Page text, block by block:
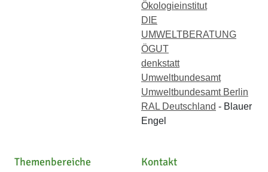
Ökologieinstitut
DIE
UMWELTBERATUNG
ÖGUT
denkstatt
Umweltbundesamt
Umweltbundesamt Berlin
RAL Deutschland - Blauer
Engel
Themenbereiche
Kontakt